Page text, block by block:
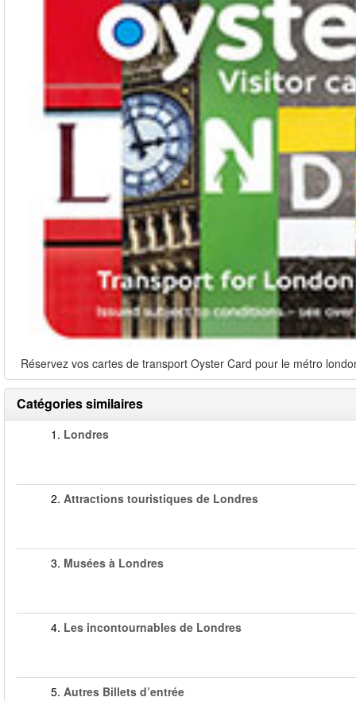
Réservez vos cartes de transport Oyster Card pour le métro
Catégories similaires
1. Londres
2. Attractions touristiques de Londres
3. Musées à Londres
4. Les incontournables de Londres
5. Autres Billets d’entrée